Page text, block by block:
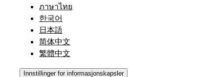
ภาษาไทย
한국어
日本語
简体中文
繁體中文
Innstillinger for informasjonskapsler